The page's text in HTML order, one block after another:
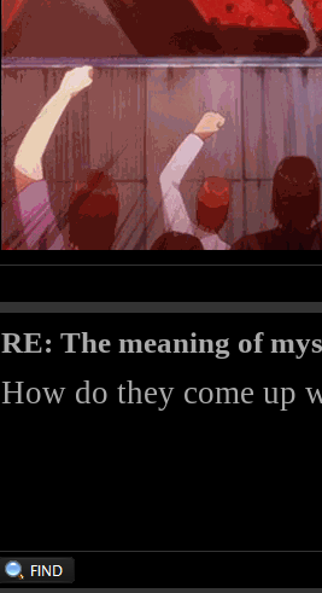
RE: The meaning of
How do they come up